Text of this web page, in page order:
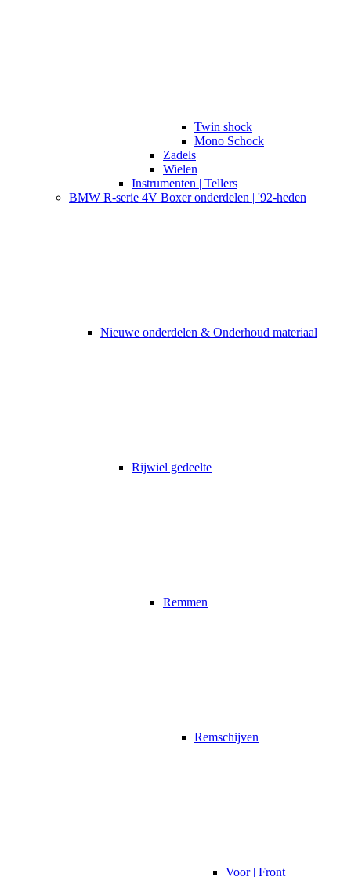
Twin shock
Mono Schock
Zadels
Wielen
Instrumenten | Tellers
BMW R-serie 4V Boxer onderdelen | '92-heden
Nieuwe onderdelen & Onderhoud materiaal
Rijwiel gedeelte
Remmen
Remschijven
Voor | Front